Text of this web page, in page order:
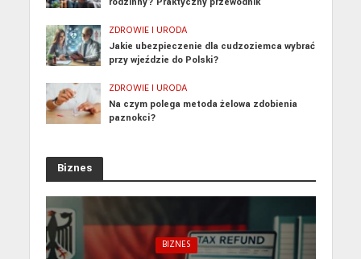
ZDROWIE I URODA
Jakie ubezpieczenie dla cudzoziemca wybrać
przy wjeździe do Polski?
ZDROWIE I URODA
Na czym polega metoda żelowa zdobienia
paznokci?
Biznes
BIZNES